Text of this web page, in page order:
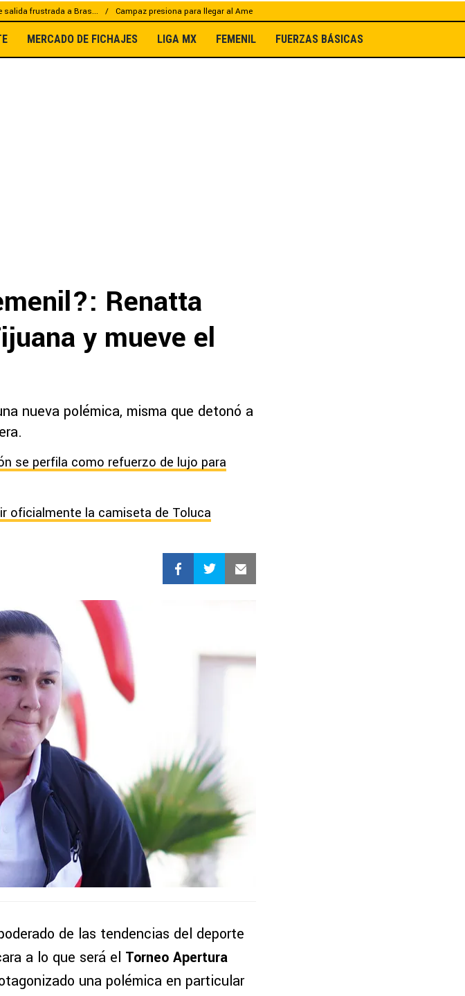
salida frustrada a Bras... Campaz presiona para llegar al Ame
MERCADO DE FICHAJES LIGA MX FEMENIL FUERZAS BÁSICAS
Renatta
y mueve el
nueva polémica, misma que detonó a
se perfila como refuerzo de lujo para
oficialmente la camiseta de Toluca
de las tendencias del deporte
a lo que será el Torneo Apertura
una polémica en particular